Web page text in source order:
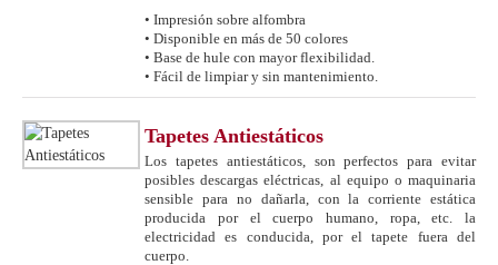
• Impresión sobre alfombra
• Disponible en más de 50 colores
• Base de hule con mayor flexibilidad.
• Fácil de limpiar y sin mantenimiento.
Tapetes Antiestáticos
Los tapetes antiestáticos, son perfectos para evitar
posibles descargas eléctricas, al equipo o maquinaria
sensible para no dañarla, con la corriente estática
producida por el cuerpo humano, ropa, etc. la
electricidad es conducida, por el tapete fuera del
cuerpo.